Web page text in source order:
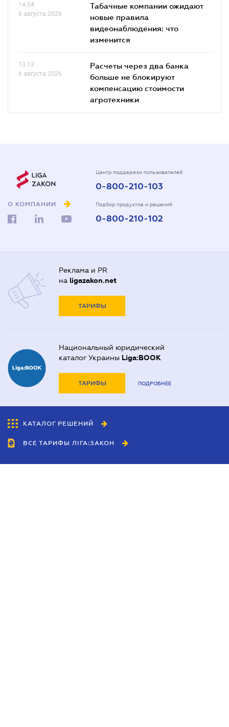
14.04
6 августа 2026
Табачные компании ожидают
новые правила
видеонаблюдения: что
изменится
13.13
6 августа 2026
Расчеты через два банка
больше не блокируют
компенсацию стоимости
агротехники
О КОМПАНИИ
Центр поддержки пользователей
0-800-210-103
Подбор продуктов и решений
0-800-210-102
Реклама и PR
на ligazakon.net
ТАРИФЫ
Национальный юридический
каталог Украины Liga:BOOK
ТАРИФЫ ПОДРОБНЕЕ
КАТАЛОГ РЕШЕНИЙ
ВСЕ ТАРИФЫ ЛІГА:ЗАКОН